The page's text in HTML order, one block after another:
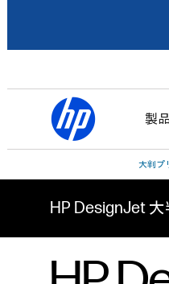
製品
大判プ
HP DesignJet